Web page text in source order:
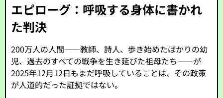
エピローグ：呼吸する身体に書かれ
た判決
200万人の人間――教師、詩人、歩き始めたばかりの幼
児、過去のすべての戦争を生き延びた祖母たち――が
2025年12月12日もまだ呼吸していることは、その政策
が人道的だった証拠ではない。